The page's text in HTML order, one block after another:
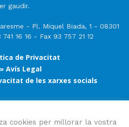
gaudir.
- Pl. Miquel Biada, 1 - 08301
16 16 - Fax 93 757 21 12
de Privacitat
» Avís Legal
de les xarxes socials
nos
cookies per millorar la vostra